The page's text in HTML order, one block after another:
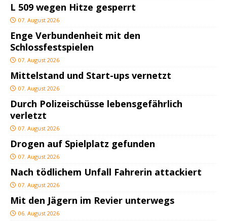
L 509 wegen Hitze gesperrt
07. August 2026
Enge Verbundenheit mit den
Schlossfestspielen
07. August 2026
Mittelstand und Start-ups vernetzt
07. August 2026
Durch Polizeischüsse lebensgefährlich
verletzt
07. August 2026
Drogen auf Spielplatz gefunden
07. August 2026
Nach tödlichem Unfall Fahrerin attackiert
07. August 2026
Mit den Jägern im Revier unterwegs
06. August 2026